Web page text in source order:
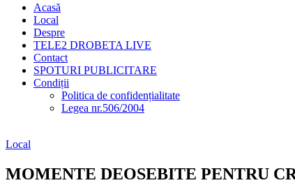
Acasă
Local
Despre
TELE2 DROBETA LIVE
Contact
SPOTURI PUBLICITARE
Condiții
Politica de confidențialitate
Legea nr.506/2004
Local
MOMENTE DEOSEBITE PENTRU